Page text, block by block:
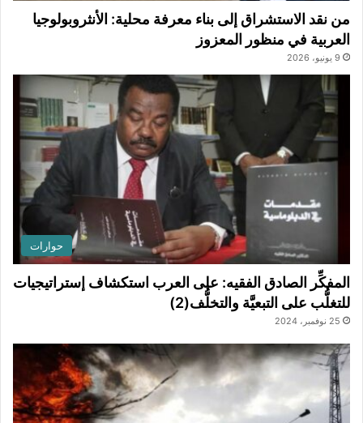
من نقد الاستشراق إلى بناء معرفة محلية: الأنثروبولوجيا
العربية في منظور المعزوز
9 يونيو، 2026
حوارات
المفكِّر الصادق الفقيه: على العرب استكشاف إستراتيجيات
للتغلُّب على التبعيَّة والتخلُّف(2)
25 نوفمبر، 2024